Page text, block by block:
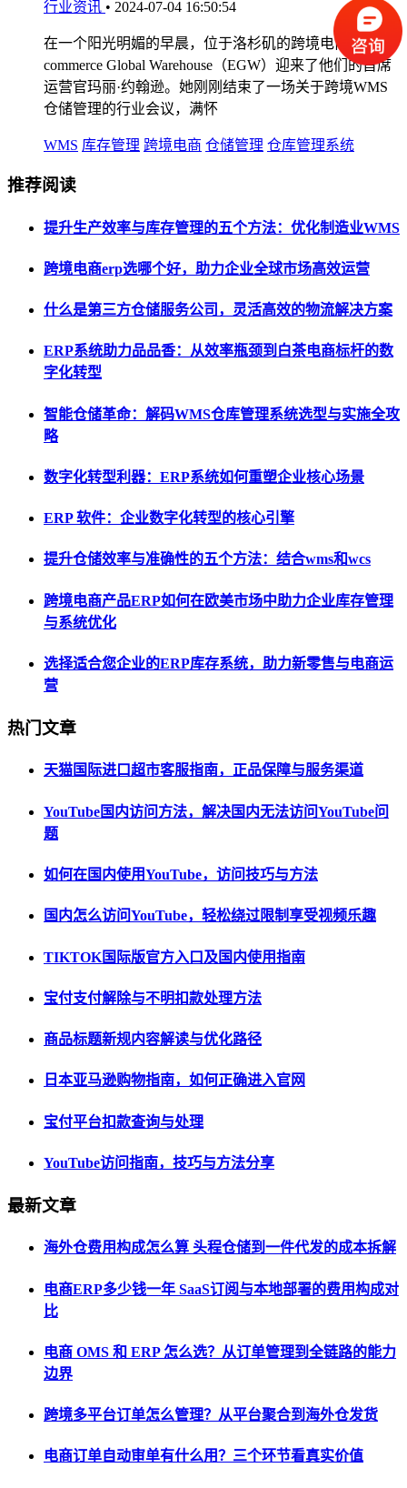
行业资讯 • 2024-07-04 16:50:54
在一个阳光明媚的早晨，位于洛杉矶的跨境电商公司E-
commerce Global Warehouse（EGW）迎来了他们的首席
运营官玛丽·约翰逊。她刚刚结束了一场关于跨境WMS
仓储管理的行业会议，满怀
WMS 库存管理 跨境电商 仓储管理 仓库管理系统
推荐阅读
提升生产效率与库存管理的五个方法：优化制造业WMS
跨境电商erp选哪个好，助力企业全球市场高效运营
什么是第三方仓储服务公司，灵活高效的物流解决方案
ERP系统助力品品香：从效率瓶颈到白茶电商标杆的数
字化转型
智能仓储革命：解码WMS仓库管理系统选型与实施全攻
略
数字化转型利器：ERP系统如何重塑企业核心场景
ERP 软件：企业数字化转型的核心引擎
提升仓储效率与准确性的五个方法：结合wms和wcs
跨境电商产品ERP如何在欧美市场中助力企业库存管理
与系统优化
选择适合您企业的ERP库存系统，助力新零售与电商运
营
热门文章
天猫国际进口超市客服指南，正品保障与服务渠道
YouTube国内访问方法，解决国内无法访问YouTube问
题
如何在国内使用YouTube，访问技巧与方法
国内怎么访问YouTube，轻松绕过限制享受视频乐趣
TIKTOK国际版官方入口及国内使用指南
宝付支付解除与不明扣款处理方法
商品标题新规内容解读与优化路径
日本亚马逊购物指南，如何正确进入官网
宝付平台扣款查询与处理
YouTube访问指南，技巧与方法分享
最新文章
海外仓费用构成怎么算 头程仓储到一件代发的成本拆解
电商ERP多少钱一年 SaaS订阅与本地部署的费用构成对
比
电商 OMS 和 ERP 怎么选？从订单管理到全链路的能力
边界
跨境多平台订单怎么管理？从平台聚合到海外仓发货
电商订单自动审单有什么用？三个环节看真实价值